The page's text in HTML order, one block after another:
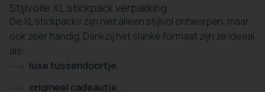
Stijlvolle XL stickpack verpakking
De XL stickpacks zijn niet alleen stijlvol ontworpen, maar
ook zeer handig. Dankzij het slanke formaat zijn ze ideaal
als:
luxe tussendoortje,
origineel cadeautje,